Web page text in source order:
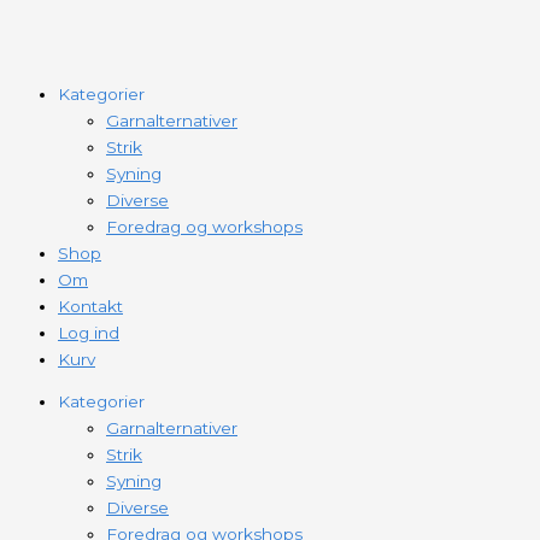
Kategorier
Garnalternativer
Strik
Syning
Diverse
Foredrag og workshops
Shop
Om
Kontakt
Log ind
Kurv
Kategorier
Garnalternativer
Strik
Syning
Diverse
Foredrag og workshops